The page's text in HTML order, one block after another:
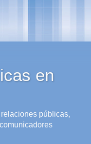
en
públicas,